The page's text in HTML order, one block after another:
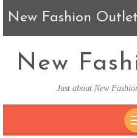
New Fashion Outlet
New
Just about New